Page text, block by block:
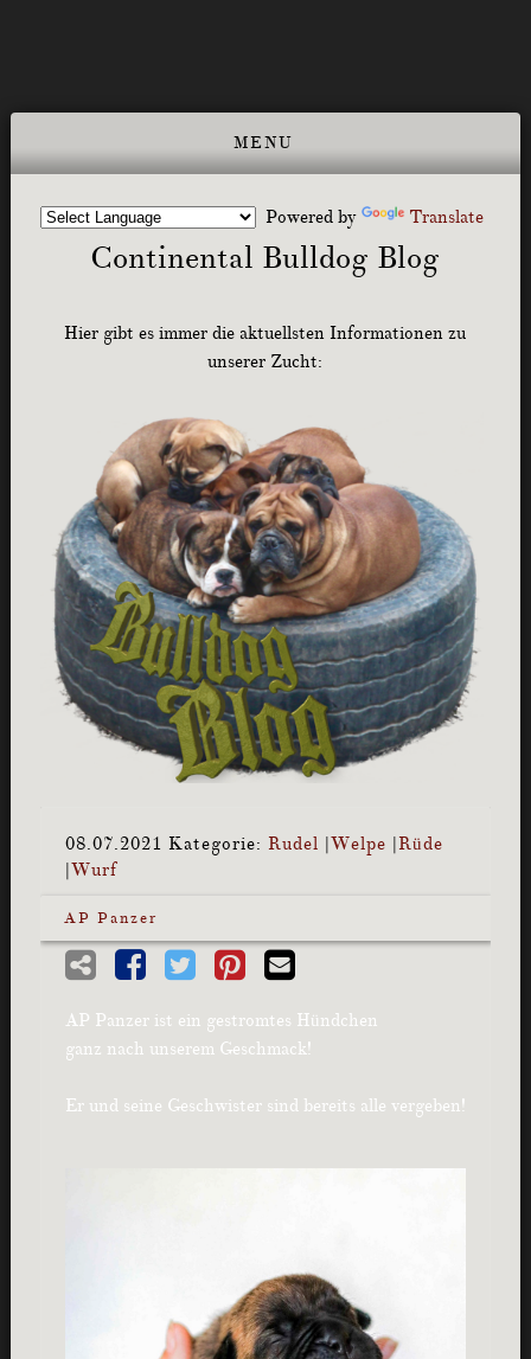
Powered by Translate
Continental Bulldog Blog
Hier gibt es immer die aktuellsten Informationen zu
unserer Zucht:
08.07.2021 Kategorie: Rudel Welpe
Rüde
Wurf
AP Panzer
AP Panzer ist ein gestromtes Hündchen
ganz nach unserem Geschmack!
Er und seine Geschwister sind bereits alle vergeben!